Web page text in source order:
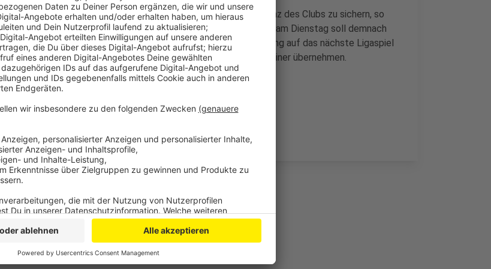
Man müsste diese letzte Option ziehen, um die sportliche Existenz des Clubs zu sichern, so
Präsident Wiedlich. Beim ChampionsLeague-Spiel in Griechenland am Dienstag soll demnach
Co-Trainer Chris O´Shea die Mannschaft betreuen. Die Vorbereitung auf das nächste Ligaspiel
gegen Ulm am kommenden Sonntag soll dann schon ein neuer Trainer übernehmen.
SD
Anzeige